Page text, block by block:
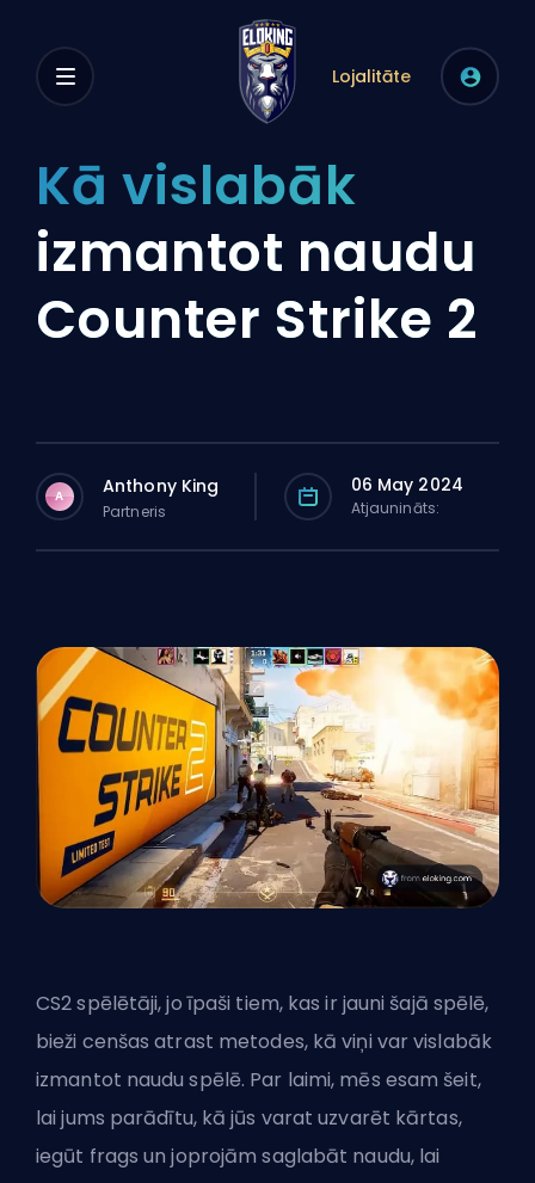
Lojalitāte
Kā vislabāk
izmantot naudu
Counter Strike 2
A Anthony King
Partneris
06 May 2024
Atjaunināts:
CS2 spēlētāji, jo īpaši tiem, kas ir jauni šajā spēlē,
bieži cenšas atrast metodes, kā viņi var vislabāk
izmantot naudu spēlē. Par laimi, mēs esam šeit,
lai jums parādītu, kā jūs varat uzvarēt kārtas,
iegūt frags un joprojām saglabāt naudu, lai